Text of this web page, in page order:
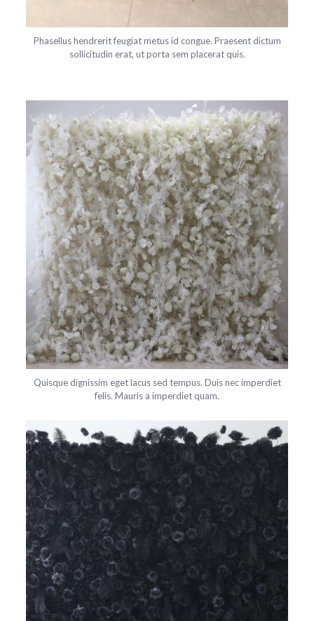
Phasellus hendrerit feugiat metus id congue. Praesent dictum
sollicitudin erat, ut porta sem placerat quis.
Quisque dignissim eget lacus sed tempus. Duis nec imperdiet
felis. Mauris a imperdiet quam.